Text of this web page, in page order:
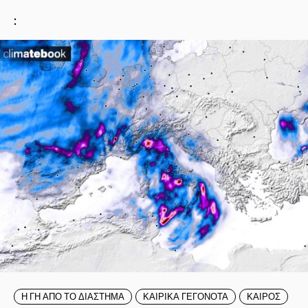
:
Η ΓΗ ΑΠΟ ΤΟ ΔΙΑΣΤΗΜΑ ΚΑΙΡΙΚΑ ΓΕΓΟΝΟΤΑ ΚΑΙΡΟΣ